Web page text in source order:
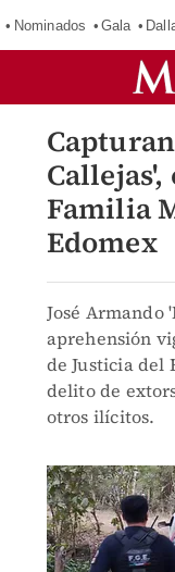
Nominados Gala
Familia
Edomex
José Armando
aprehensión
de Justicia del
delito de
otros ilícitos.